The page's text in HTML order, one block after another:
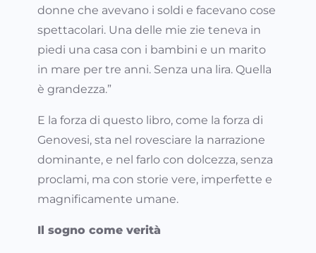
donne che avevano i soldi e facevano cose
spettacolari. Una delle mie zie teneva in
piedi una casa con i bambini e un marito
in mare per tre anni. Senza una lira. Quella
è grandezza.”
E la forza di questo libro, come la forza di
Genovesi, sta nel rovesciare la narrazione
dominante, e nel farlo con dolcezza, senza
proclami, ma con storie vere, imperfette e
magnificamente umane.
Il sogno come verità